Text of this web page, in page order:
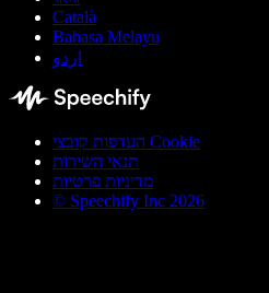
Català
Bahasa Melayu
اردو
העדפות קובצי Cookie
תנאי השירות
מדיניות פרטיות
© Speechify Inc 2026